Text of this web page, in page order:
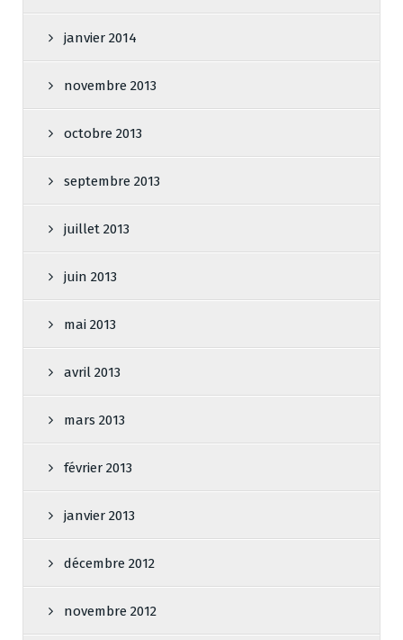
janvier 2014
novembre 2013
octobre 2013
septembre 2013
juillet 2013
juin 2013
mai 2013
avril 2013
mars 2013
février 2013
janvier 2013
décembre 2012
novembre 2012